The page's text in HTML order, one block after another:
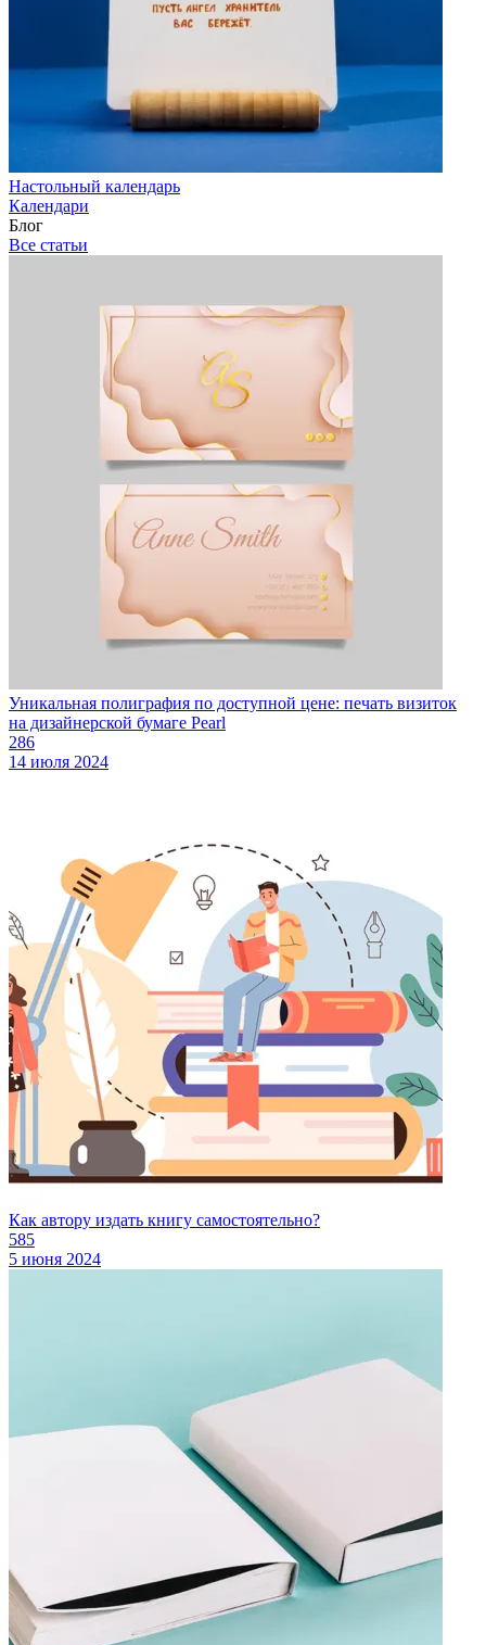
Настольный календарь
Календари
Блог
Все статьи
Уникальная полиграфия по доступной цене: печать визиток
на дизайнерской бумаге Pearl
286
14 июля 2024
Как автору издать книгу самостоятельно?
585
5 июня 2024